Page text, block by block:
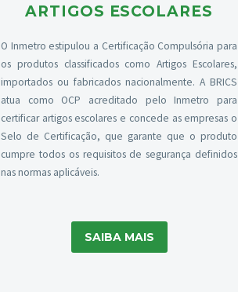
ARTIGOS ESCOLARES
O Inmetro estipulou a Certificação Compulsória para
os produtos classificados como Artigos Escolares,
importados ou fabricados nacionalmente. A BRICS
atua como OCP acreditado pelo Inmetro para
certificar artigos escolares e concede as empresas o
Selo de Certificação, que garante que o produto
cumpre todos os requisitos de segurança definidos
nas normas aplicáveis.
SAIBA MAIS